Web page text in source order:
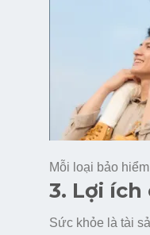
Mỗi loại bảo
3. Lợi
Sức khỏe là tài